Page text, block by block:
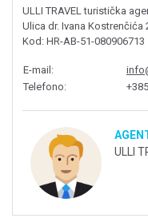
ULLI TRAVEL turistička
Ulica dr. Ivana Kostrenčića
Kod: HR-AB-51-080906713
E-mail:
Telefono:
ULLI